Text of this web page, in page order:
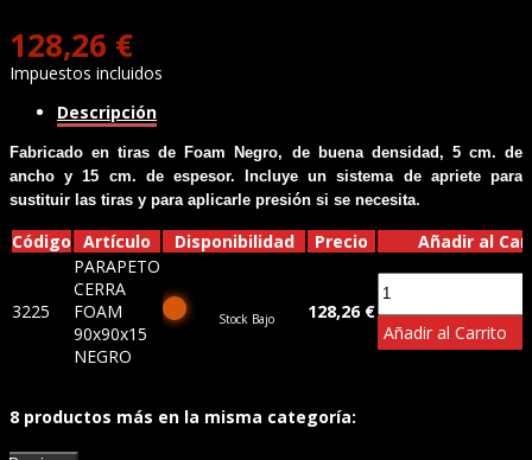
128,26 €
Impuestos incluidos
Descripción
Fabricado en tiras de Foam Negro, de buena densidad, 5 cm. de
ancho y 15 cm. de espesor. Incluye un sistema de apriete para
sustituir las tiras y para aplicarle presión si se necesita.
Código Artículo Disponibilidad Precio Añadir al
3225
PARAPETO
CERRA
FOAM
90x90x15
NEGRO
Stock Bajo
128,26 €
Añadir al Carrito
8 productos más en la misma categoría: